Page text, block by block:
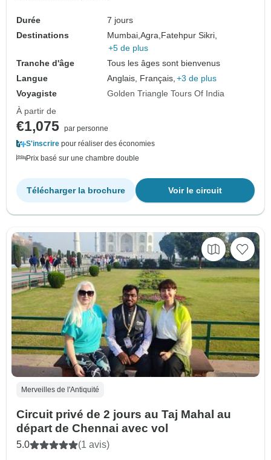
Durée
7 jours
Destinations
Mumbai,Agra, Fatehpur Sikri,
+5 de plus
Tranche d'âge
Tous les âges sont bienvenus
Langue
Anglais, Français, +3 de plus
Voyagiste
Golden Triangle Tours Of India
À partir de
€1,075 par personne
S'inscrire pour réaliser des économies
Prix basé sur une chambre double
Voir le circuit
Télécharger la brochure
Merveilles de l'Antiquité
Circuit privé de 2 jours au Taj Mahal au
départ de Chennai avec vol
5.0 (1 avis)